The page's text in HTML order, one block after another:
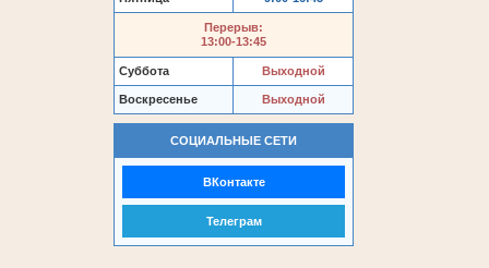
Перерыв:
13:00-13:45
Суббота Выходной
Воскресенье Выходной
СОЦИАЛЬНЫЕ СЕТИ
ВКонтакте
Телеграм